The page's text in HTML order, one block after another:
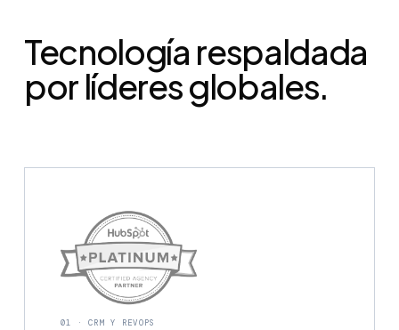
Tecnología respaldada
por líderes globales.
01 · CRM Y REVOPS